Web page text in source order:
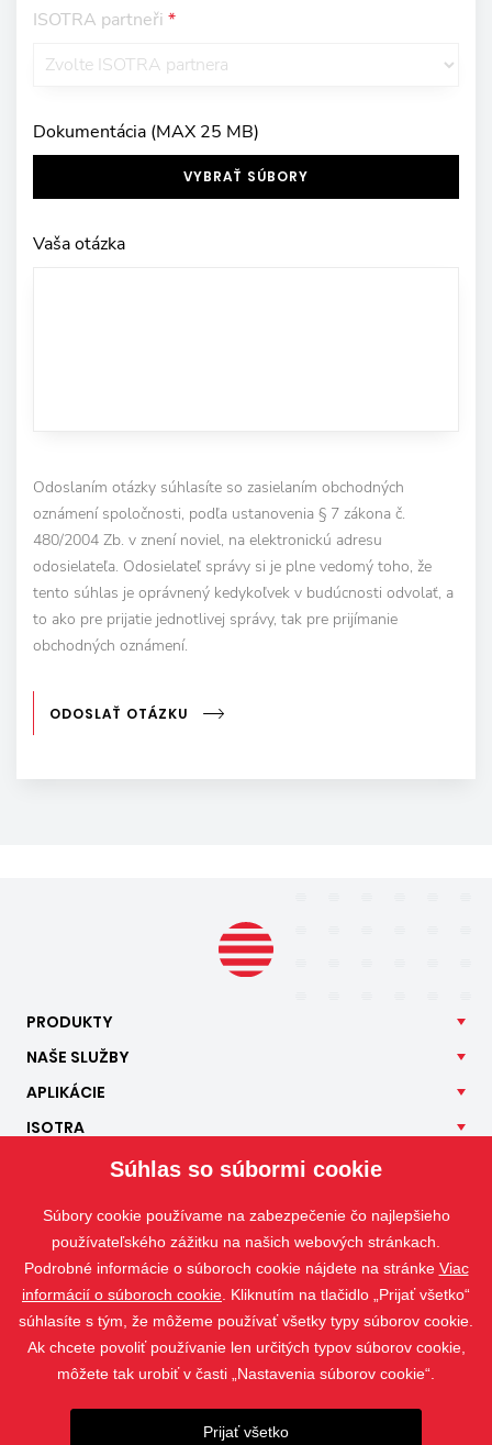
ISOTRA partneři *
Dokumentácia (MAX 25 MB)
VYBRAŤ SÚBORY
Vaša otázka
Odoslaním otázky súhlasíte so zasielaním obchodných
oznámení spoločnosti, podľa ustanovenia § 7 zákona č.
480/2004 Zb. v znení noviel, na elektronickú adresu
odosielateľa. Odosielateľ správy si je plne vedomý toho, že
tento súhlas je oprávnený kedykoľvek v budúcnosti odvolať, a
to ako pre prijatie jednotlivej správy, tak pre prijímanie
obchodných oznámení.
ODOSLAŤ OTÁZKU
PRODUKTY
NAŠE SLUŽBY
APLIKÁCIE
ISOTRA
Súhlas so súbormi cookie
Súbory cookie používame na zabezpečenie čo najlepšieho
používateľského zážitku na našich webových stránkach.
Podrobné informácie o súboroch cookie nájdete na stránke Viac
informácií o súboroch cookie . Kliknutím na tlačidlo „Prijať všetko“
súhlasíte s tým, že môžeme používať všetky typy súborov cookie.
Ak chcete povoliť používanie len určitých typov súborov cookie,
môžete tak urobiť v časti „Nastavenia súborov cookie“.
Prijať všetko